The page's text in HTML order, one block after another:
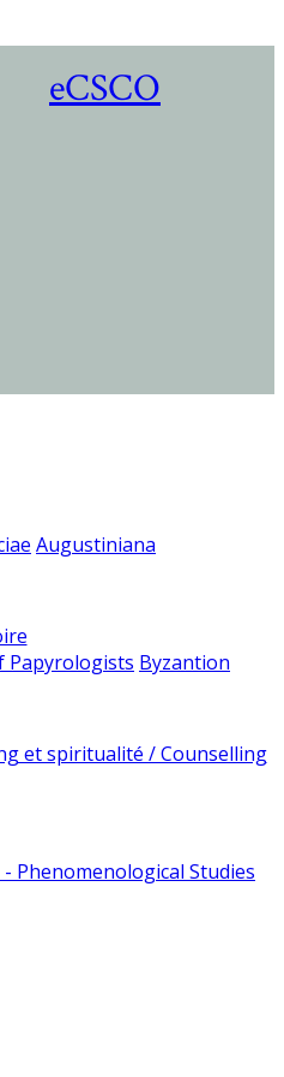
eCSCO
Augustiniana
Papyrologists Byzantion
et spiritualité / Counselling
Phenomenological Studies